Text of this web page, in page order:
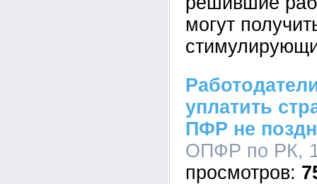
могут
уплатить
ПФР не
ОПФР по РК,